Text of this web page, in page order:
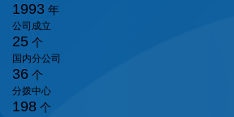
1993 年
公司成立
25 个
国内分公司
36 个
分拨中心
198 个